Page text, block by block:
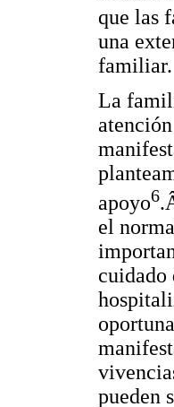
que las
una
familiar.
La
apoyo6
el
cuidado
pueden